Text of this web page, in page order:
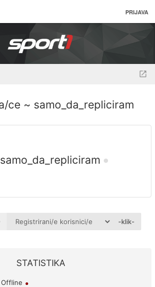
PRIJAVA
ce ~ samo_da_repliciram
samo_da_repliciram
-klik-
STATISTIKA
Offline